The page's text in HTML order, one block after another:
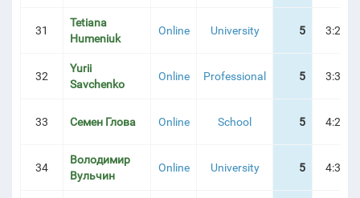
31
Tetiana
Humeniuk
Online University 5
32
Yurii
Savchenko
Online Professional 5
33 Семен Глова Online School 5
34
Володимир
Вульчин
Online University 5